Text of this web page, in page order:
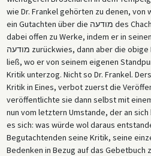
Gesang und die Ableitung bestimmter
aus der sephardischen und der
allesamt eine Rolle im Hamburger
allgemeinen Diskussionen um das
Jahrhundert.
wie Dr. Frankel gehörten zu denen, von
ein Gutachten über die מודעה des Chacham erbat. Dr. Geiger ging
dabei offen zu Werke, indem er in
מודעה zurückwies, dann aber die obige Broschüre für sich erscheinen
ließ, wo er von seinem eigenen
Kritik unterzog. Nicht so Dr. Frankel.
Kritik in Eines, verbot zuerst die
veröffentlichte sie dann selbst mit
nun vom letztern Umstande, der an
es sich: was würde wol daraus
Begutachtenden seine Kritik, seine
Bedenken in Bezug auf das Gebetbuch